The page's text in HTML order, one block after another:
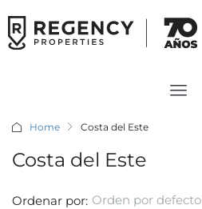
Home Costa del Este
Costa del Este
Ordenar por: Orden por defecto